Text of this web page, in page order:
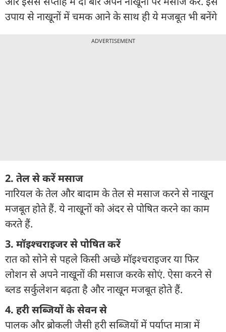
उपाय से नाखूनों में चमक आने के साथ ही ये मजबूत भी बनेंगे
ADVERTISEMENT
2. तेल से करें मसाज
नारियल के तेल और बादाम के तेल से मसाज करने से नाखून
मजबूत होते हैं. ये नाखूनों को अंदर से पोषित करने का काम
करते हैं.
3. मॉइश्चराइजर से पोषित करें
रात को सोने से पहले किसी अच्छे मॉइश्चराइजर या फिर
लोशन से अपने नाखूनों की मसाज करके सोएं. ऐसा करने से
ब्लड सर्कुलेशन बढ़ता है और नाखून मजबूत होते हैं.
4. हरी सब्ज‍ियों के सेवन से
पालक और ब्रोकली जैसी हरी सब्जि‍यों में पर्याप्त मात्रा में